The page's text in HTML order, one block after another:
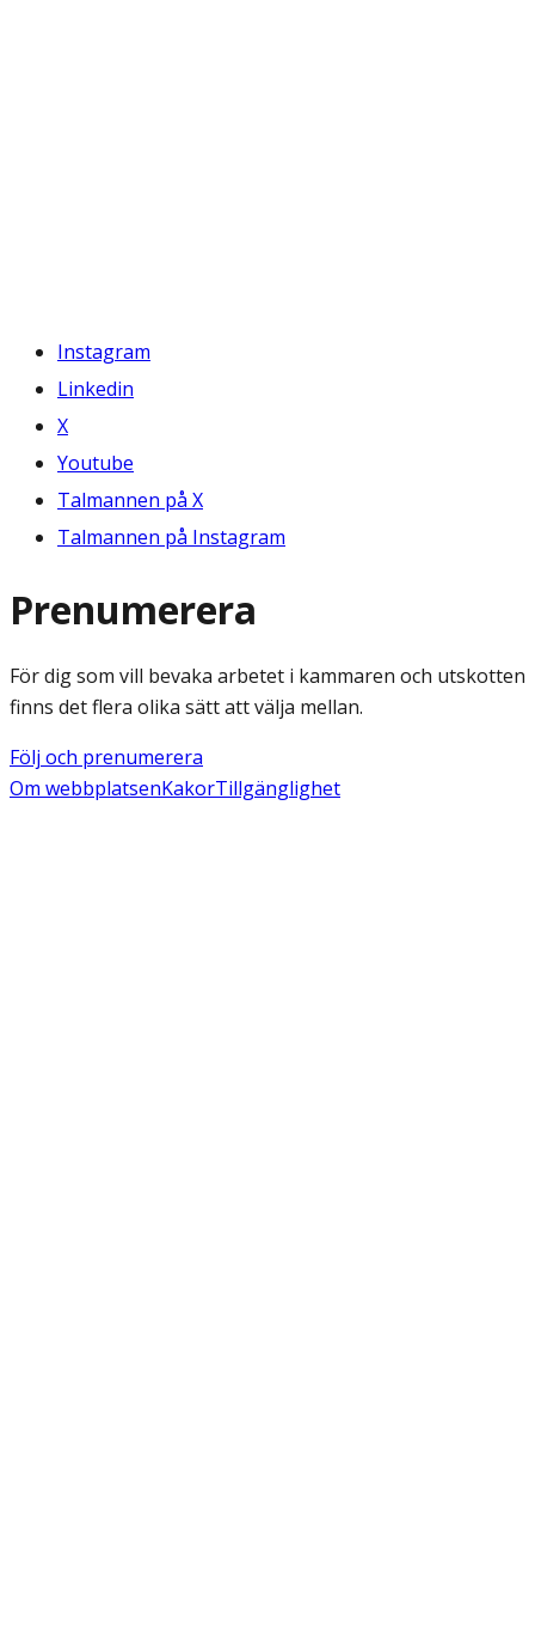
Instagram
Linkedin
X
Youtube
Talmannen på X
Talmannen på Instagram
Prenumerera
För dig som vill bevaka arbetet i kammaren och utskotten
finns det flera olika sätt att välja mellan.
Följ och prenumerera
Om webbplatsenKakorTillgänglighet